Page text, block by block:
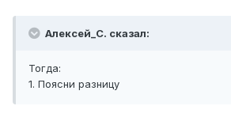
Алексей_С. сказал:
Тогда:
1. Поясни разницу